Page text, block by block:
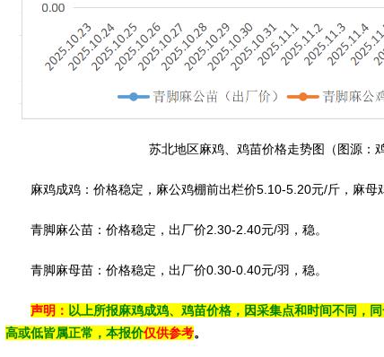
苏北地区麻鸡、鸡苗价格走势图（图源：
麻鸡成鸡：价格稳定，麻公鸡棚前出栏价5.10-5.20元/斤，麻母
青脚麻公苗：价格稳定，出厂价2.30-2.40元/羽，稳。
青脚麻母苗：价格稳定，出厂价0.30-0.40元/羽，稳。
声明： 以上所报麻鸡成鸡、鸡苗价格，因采集点和时间不同，
高或低皆属正常，本报价仅供参考。